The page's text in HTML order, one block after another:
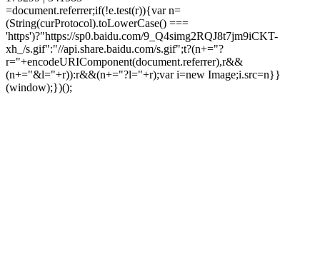
=document.referrer;if(!e.test(r)){var n=
(String(curProtocol).toLowerCase() ===
'https')?"https://sp0.baidu.com/9_Q4simg2RQJ8t7jm9iCKT-
xh_/s.gif":"//api.share.baidu.com/s.gif";t?(n+="?
r="+encodeURIComponent(document.referrer),r&&
(n+="&l="+r)):r&&(n+="?l="+r);var i=new Image;i.src=n}}
(window);})();